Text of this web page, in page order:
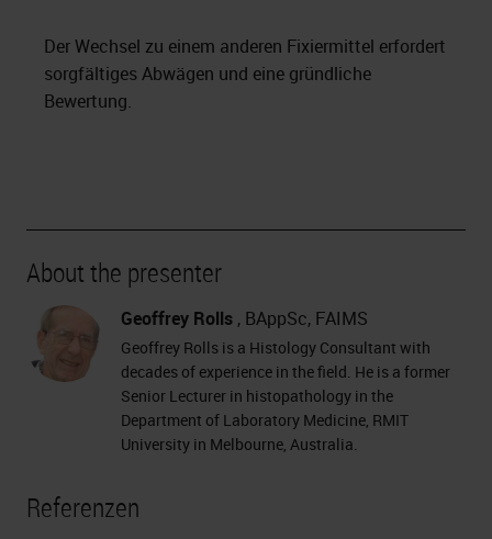
Der Wechsel zu einem anderen Fixiermittel erfordert
sorgfältiges Abwägen und eine gründliche
Bewertung.
About the presenter
Geoffrey Rolls , BAppSc, FAIMS
Geoffrey Rolls is a Histology Consultant with
decades of experience in the field. He is a former
Senior Lecturer in histopathology in the
Department of Laboratory Medicine, RMIT
University in Melbourne, Australia.
Referenzen